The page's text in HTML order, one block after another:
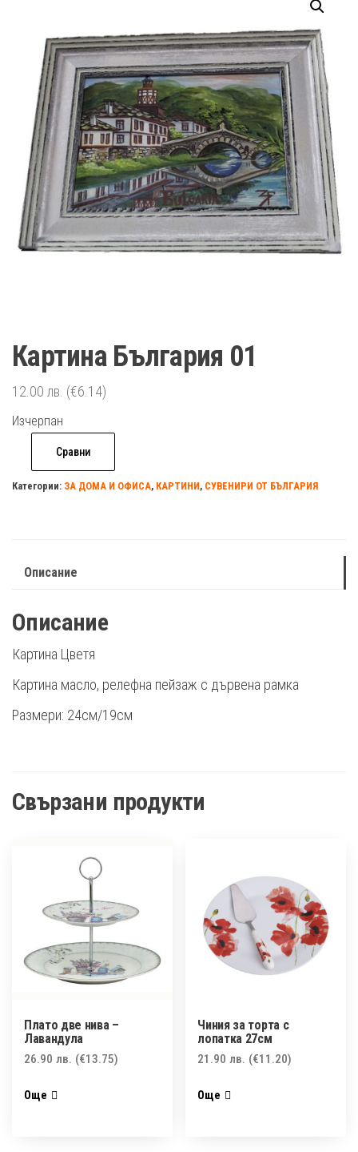
Картина България 01
12.00 лв. (€6.14)
Изчерпан
Сравни
Категории: ЗА ДОМА И ОФИСА, КАРТИНИ, СУВЕНИРИ ОТ БЪЛГАРИЯ
Описание
Описание
Картина Цветя
Картина масло, релефна пейзаж с дървена рамка
Размери: 24см/19см
Свързани продукти
Плато две нива –
Лавандулa
26.90 лв. (€13.75)
Още
Чиния за торта с
лопатка 27см
21.90лв. (€11.20)
Още